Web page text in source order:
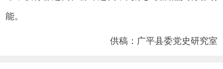
能。
供稿：广平县委党史研究室